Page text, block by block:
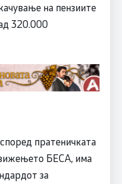
на пензиите
320.000
пратеничката
БЕСА, има
за